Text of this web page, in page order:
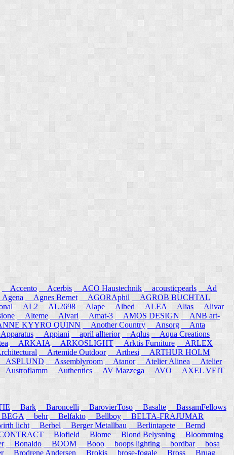
Accento Acerbis ACO Haustechnik acousticpearls
Ad
Agnes Bernet AGORAphil
AGROB BUCHTAL
AL2 AL2698 Alape Albed ALEA Alias
Alivar
Alteme Alvari Amat-3 AMOS DESIGN
ANB art-
KYYRO QUINN Another Country Ansorg
Anta
Appiani april allterior Aqlus Aqua Creations
ARKAIA ARKOSLIGHT Arktis Furniture
ARLEX
Artemide Outdoor Arthesi
ARTHUR HOLM
ASPLUND Assemblyroom Atanor Atelier Alinea
Atelier
Austroflamm Authentics AV Mazzega AVO
AXEL VEIT
Bark Baroncelli BarovierToso Basalte
BassamFellows
behr Belfakto Bellboy
BELTA-FRAJUMAR
licht Berbel Berger Metallbau Berlintapete
Bernd
Blofield Blome Blond Belysning
Bloomming
Bonaldo BOOM Booo boops lighting bordbar
bosa
Brodrene Andersen Brokis brose-fogale Bross Bruag